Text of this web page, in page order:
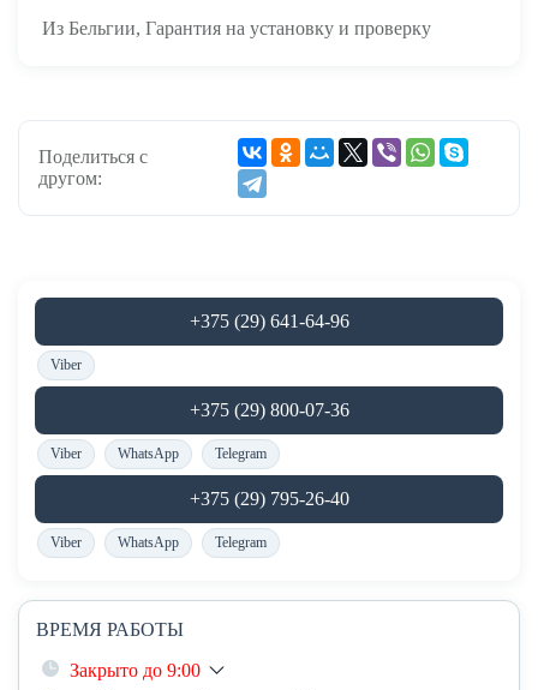
Из Бельгии, Гарантия на установку и проверку
Поделиться с
другом:
+375 (29) 641-64-96
Viber
+375 (29) 800-07-36
Viber WhatsApp Telegram
+375 (29) 795-26-40
Viber WhatsApp Telegram
ВРЕМЯ РАБОТЫ
Закрыто до 9:00